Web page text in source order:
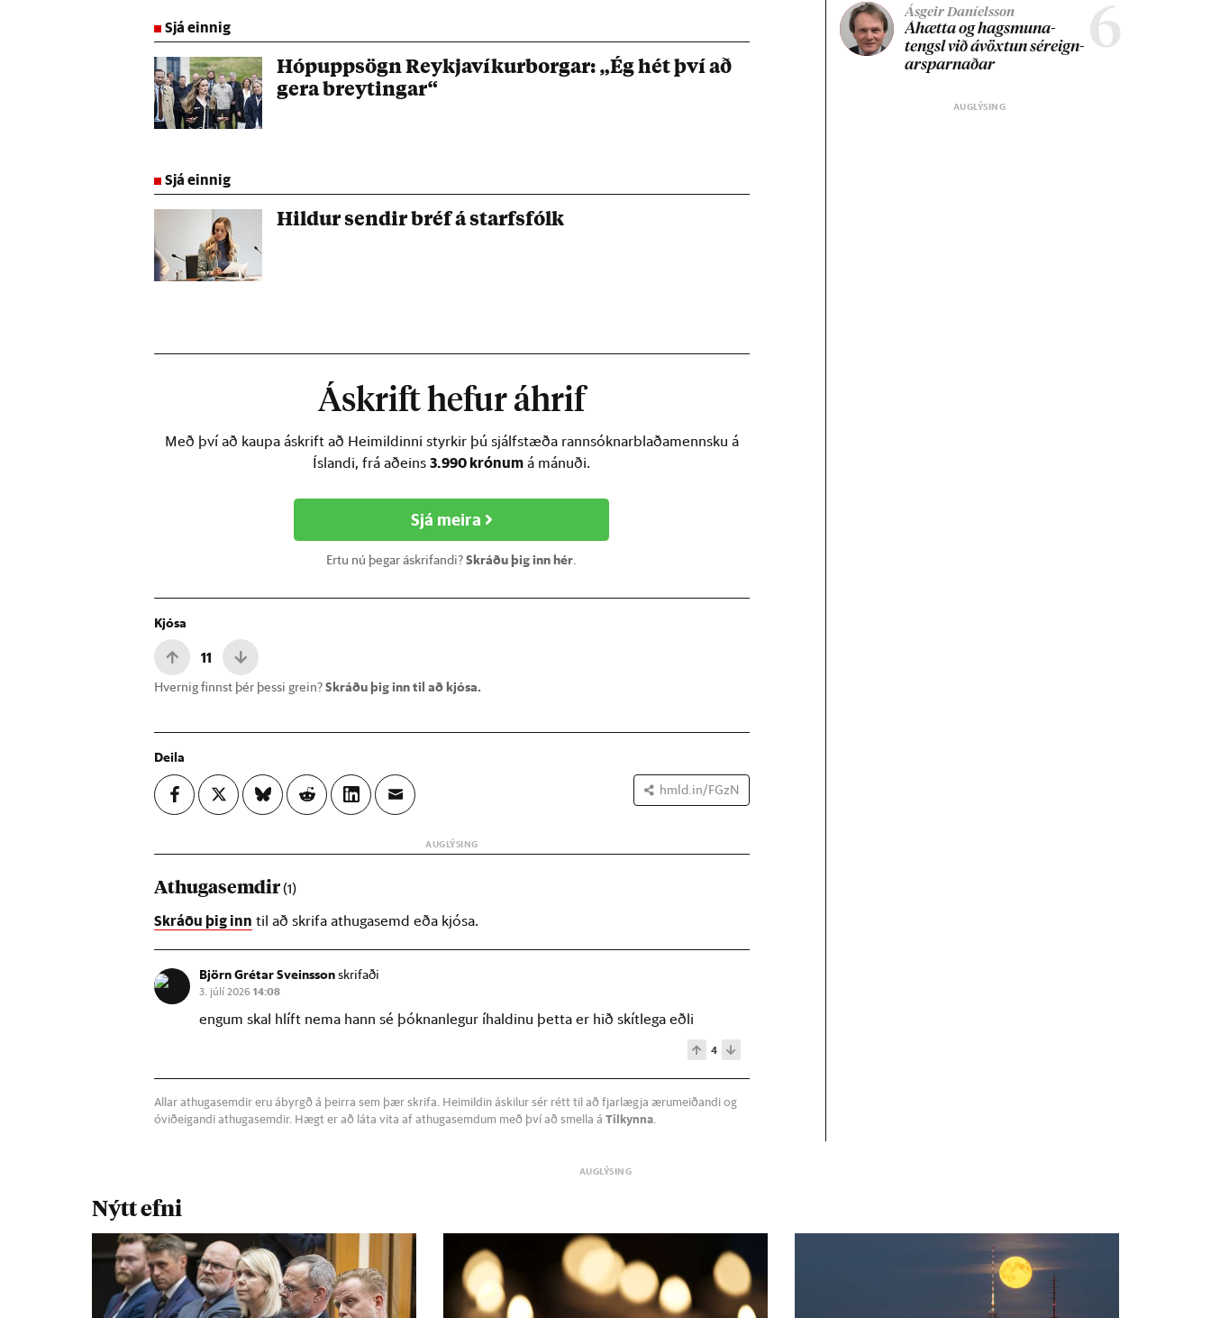
Sjá einnig
Hópuppsögn Reykjavíkurborgar: „Ég hét því að
gera breytingar“
Sjá einnig
Hildur sendir bréf á starfsfólk
Áskrift hefur áhrif
Með því að kaupa áskrift að Heimildinni styrkir þú sjálfstæða rannsóknarblaðamennsku á
Íslandi, frá aðeins3.990 krónum á mánuði.
Sjá meira
Ertu nú þegar áskrifandi?Skráðu þig inn hér.
Kjósa
11
Hvernig finnst þér þessi grein?Skráðu þig inn til að kjósa.
Deila
hmld.in/FGzN
Athugasemdir(1)
Skráðu þig inn til að skrifa athugasemd eða kjósa.
Björn Grétar Sveinssonskrifaði
3. júlí 202614:08
engum skal hlíft nema hann sé þóknanlegur íhaldinu þetta er hið skítlega eðli
4
Allar athugasemdir eru ábyrgð á þeirra sem þær skrifa. Heimildin áskilur sér rétt til að fjarlægja ærumeiðandi og
óviðeigandi athugasemdir. Hægt er að láta vita af athugasemdum með því að smella áTilkynna
6
Ásgeir Daníelsson
Áhætta og hags­muna­
tengsl við ávöxt­un sér­eign­
ar­sparn­að­ar
Nýtt efni